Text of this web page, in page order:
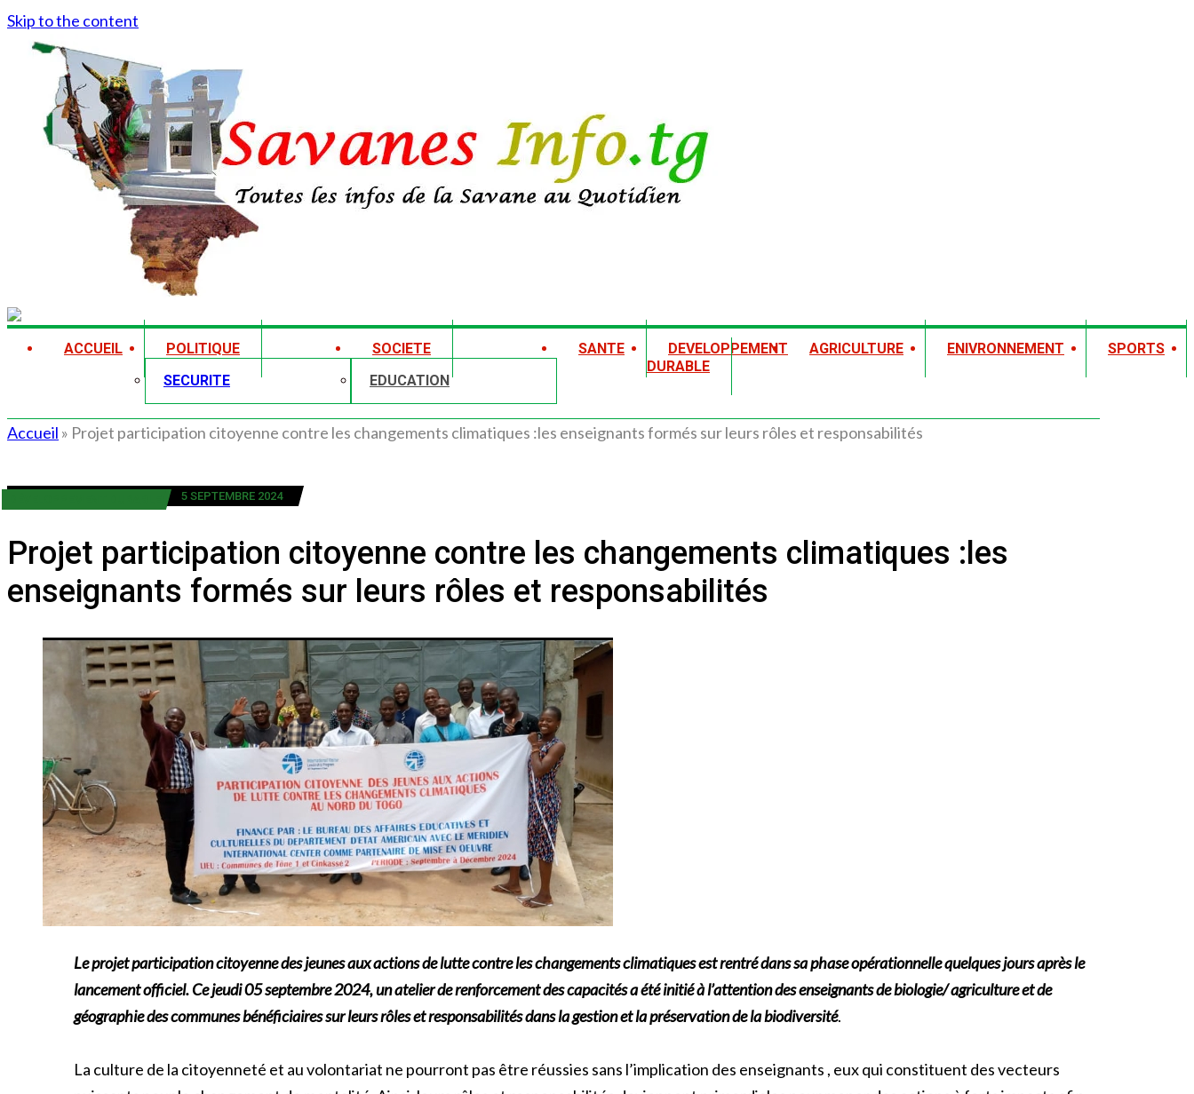
Skip to the content
ACCUEIL
POLITIQUE
SECURITE
SOCIETE
EDUCATION
SANTE
DEVELOPPEMENT
DURABLE
AGRICULTURE ENIVRONNEMENT SPORTS
Accueil » Projet participation citoyenne contre les changements climatiques :les enseignants formés sur leurs rôles et responsabilités
5 SEPTEMBRE 2024
Projet participation citoyenne contre les changements climatiques :les
enseignants formés sur leurs rôles et responsabilités
Le projet participation citoyenne des jeunes aux actions de lutte contre les changements climatiques est rentré dans sa phase opérationnelle quelques jours après le
lancement officiel. Ce jeudi 05 septembre 2024, un atelier de renforcement des capacités a été initié à l’attention des enseignants de biologie/ agriculture et de
géographie des communes bénéficiaires sur leurs rôles et responsabilités dans la gestion et la préservation de la biodiversité.
La culture de la citoyenneté et au volontariat ne pourront pas être réussies sans l’implication des enseignants , eux qui constituent des vecteurs